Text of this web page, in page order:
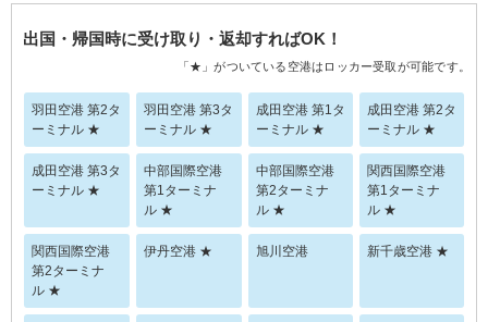
出国・帰国時に受け取り・返却すればOK！
「★」がついている空港はロッカー受取が可能です。
羽田空港 第2タ
ーミナル ★
羽田空港 第3タ
ーミナル ★
成田空港 第1タ
ーミナル ★
成田空港 第2タ
ーミナル ★
成田空港 第3タ
ーミナル ★
中部国際空港
第1ターミナ
ル ★
中部国際空港
第2ターミナ
ル ★
関西国際空港
第1ターミナ
ル ★
関西国際空港
第2ターミナ
ル ★
伊丹空港 ★ 旭川空港 新千歳空港 ★